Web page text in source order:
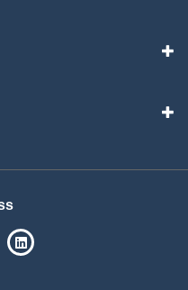
Facebook
SPSM på Instagram